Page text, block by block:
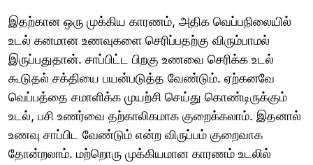
இதற்கான ஒரு முக்கிய காரணம், அதிக வெப்பநிலையில்
உடல் கனமான உணவுகளை செரிப்பதற்கு விரும்பாமல்
இருப்பதுதான். சாப்பிட்ட பிறகு உணவை செரிக்க உடல்
கூடுதல் சக்தியை பயன்படுத்த வேண்டும். ஏற்கனவே
வெப்பத்தை சமாளிக்க முயற்சி செய்து கொண்டிருக்கும்
உடல், பசி உணர்வை தற்காலிகமாக குறைக்கலாம். இதனால்
உணவு சாப்பிட வேண்டும் என்ற விருப்பம் குறைவாக
தோன்றலாம். மற்றொரு முக்கியமான காரணம் உடலில்